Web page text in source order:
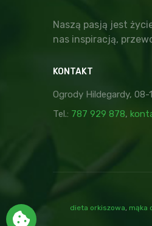
Naszą pasją jest
nas inspiracją,
KONTAKT
Ogrody Hildegardy, 08-
Tel.: 787 929 878,
dieta orkiszowa, mąka